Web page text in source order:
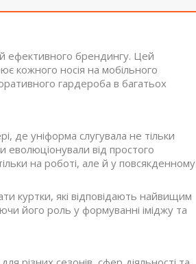
ефективного брендингу. Цей
кожного носія на мобільного
гардероба в багатьох
де уніформа слугувала не тільки
еволюціонували від простого
на роботі, але й у повсякденному
куртки, які відповідають найвищим
його роль у формуванні іміджу та